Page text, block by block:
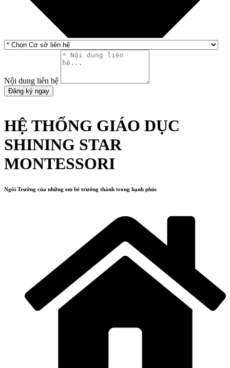
Nội dung liên hệ
Đăng ký ngay
HỆ THỐNG GIÁO DỤC
SHINING STAR
MONTESSORI
Ngôi Trường của những em bé trưởng thành trong hạnh phúc